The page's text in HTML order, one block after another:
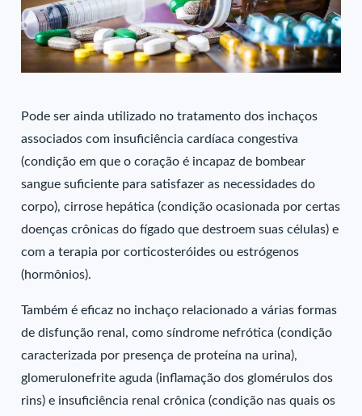
Pode ser ainda utilizado no tratamento dos inchaços
associados com insuficiência cardíaca congestiva
(condição em que o coração é incapaz de bombear
sangue suficiente para satisfazer as necessidades do
corpo), cirrose hepática (condição ocasionada por certas
doenças crônicas do fígado que destroem suas células) e
com a terapia por corticosteróides ou estrógenos
(hormônios).
Também é eficaz no inchaço relacionado a várias formas
de disfunção renal, como síndrome nefrótica (condição
caracterizada por presença de proteína na urina),
glomerulonefrite aguda (inflamação dos glomérulos dos
rins) e insuficiência renal crônica (condição nas quais os